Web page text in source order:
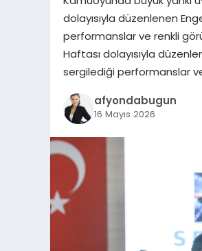
dolayısıyla düzenlenen
performanslar ve renkli
Haftası dolayısıyla
sergilediği performanslar
afyondabugun
16 Mayıs 2026